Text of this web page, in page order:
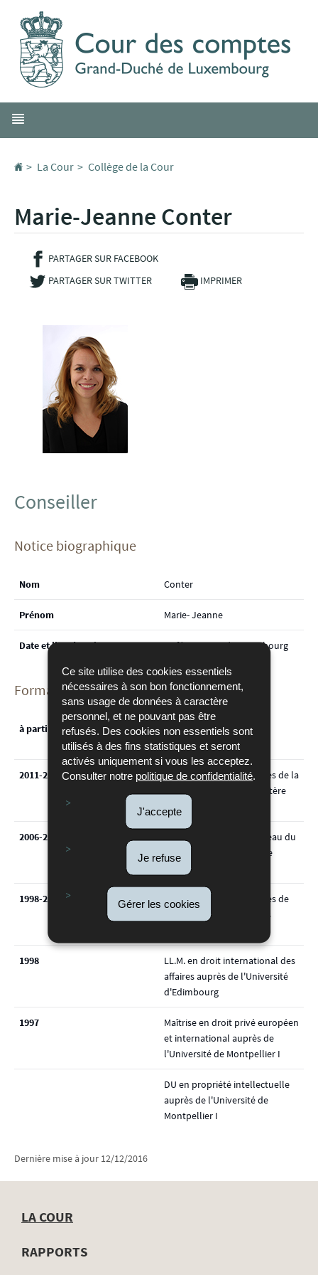
Ce site utilise des cookies essentiels
nécessaires à son bon fonctionnement,
sans usage de données à caractère
personnel, et ne pouvant pas être
refusés. Des cookies non essentiels sont
utilisés à des fins statistiques et seront
activés uniquement si vous les acceptez.
Consulter notre politique de confidentialité
J'accepte
Je refuse
Gérer les cookies
navigation
contenu
Accueil
La Cour Collège de la Cour
Marie-Jeanne Conter
PARTAGER SUR FACEBOOK- NOUVELLE FENÊTRE
PARTAGER SUR TWITTER- NOUVELLE FENÊTRE
IMPRIMER
Conseiller
Notice biographique
Nom Conter
Prénom Marie- Jeanne
Date et lieu de naissance 20 février 1973 à Luxembourg
Formation et expérience professionnelle:
à partir du 1er juillet 2015
conseiller à la Cour des
comptes
2011-2015
conseiller juridique auprès de la
Trésorerie de l'Etat, Ministère
des Finances
2006-2011
conseiller auprès du bureau du
Gouverneur de la Banque
centrale du Luxembourg
1998-2006
conseiller juridique auprès de
différents établissements
1998
LL.M. en droit international des
affaires auprès de l'Université
d'Edimbourg
1997
Maîtrise en droit privé européen
et international auprès de
l'Université de Montpellier I
DU en propriété intellectuelle
auprès de l'Université de
Montpellier I
Dernière mise à jour 12/12/2016
Menu
LA COUR
RAPPORTS